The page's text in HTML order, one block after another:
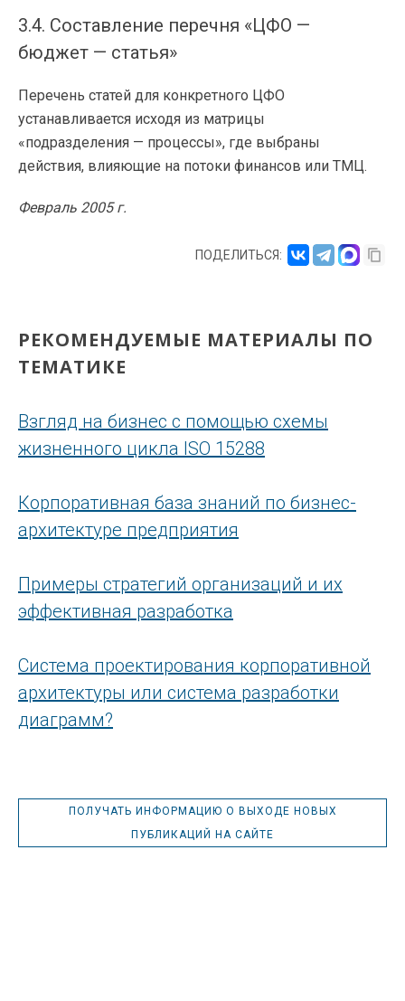
3.4. Составление перечня «ЦФО —
бюджет — статья»
Перечень статей для конкретного ЦФО
устанавливается исходя из матрицы
«подразделения — процессы», где выбраны
действия, влияющие на потоки финансов или ТМЦ.
Февраль 2005 г.
ПОДЕЛИТЬСЯ:
РЕКОМЕНДУЕМЫЕ МАТЕРИАЛЫ ПО
ТЕМАТИКЕ
Взгляд на бизнес с помощью схемы
жизненного цикла ISO 15288
Корпоративная база знаний по бизнес-
архитектуре предприятия
Примеры стратегий организаций и их
эффективная разработка
Система проектирования корпоративной
архитектуры или система разработки
диаграмм?